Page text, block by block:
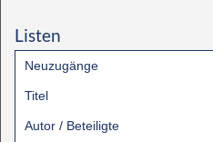
Listen
Neuzugänge
Titel
Autor / Beteiligte